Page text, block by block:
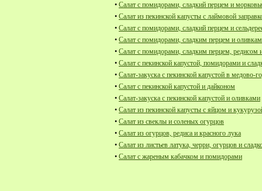
• Салат с помидорами, сладкий перцем и
• Салат из пекинской капусты с лаймовой
• Салат с помидорами, сладкий перцем и
• Салат с помидорами, сладким перцем и
• Салат с помидорами, сладким перцем, редисом
• Салат с пекинской капустой, помидорами и
• Салат-закуска с пекинской капустой в медово-
• Салат с пекинской капустой и дайконом
• Салат-закуска с пекинской капустой и оливками
• Салат из пекинской капусты с яйцом и
• Салат из свеклы и соленых огурцов
• Салат из огурцов, редиса и красного лука
• Салат из листьев латука, черри, огурцов и
• Салат с жареным кабачком и помидорами